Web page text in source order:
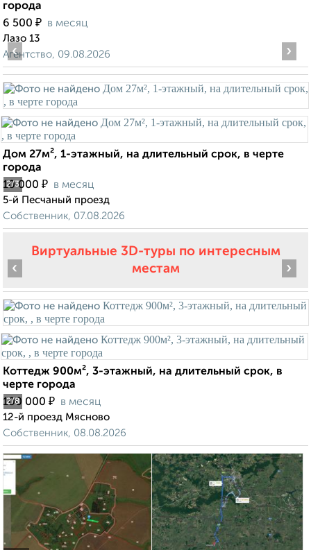
города
6 500 ₽ в месяц
Лазо 13
Агентство, 09.08.2026
2/3
‹ ›
Дом 27м², 1-этажный, на длительный срок, в черте
города
10 000 ₽ в месяц
5-й Песчаный проезд
Собственник, 07.08.2026
Виртуальные 3D-туры по интересным
местам
2/8
‹ ›
Коттедж 900м², 3-этажный, на длительный срок, в
черте города
100 000 ₽ в месяц
12-й проезд Мясново
Собственник, 08.08.2026